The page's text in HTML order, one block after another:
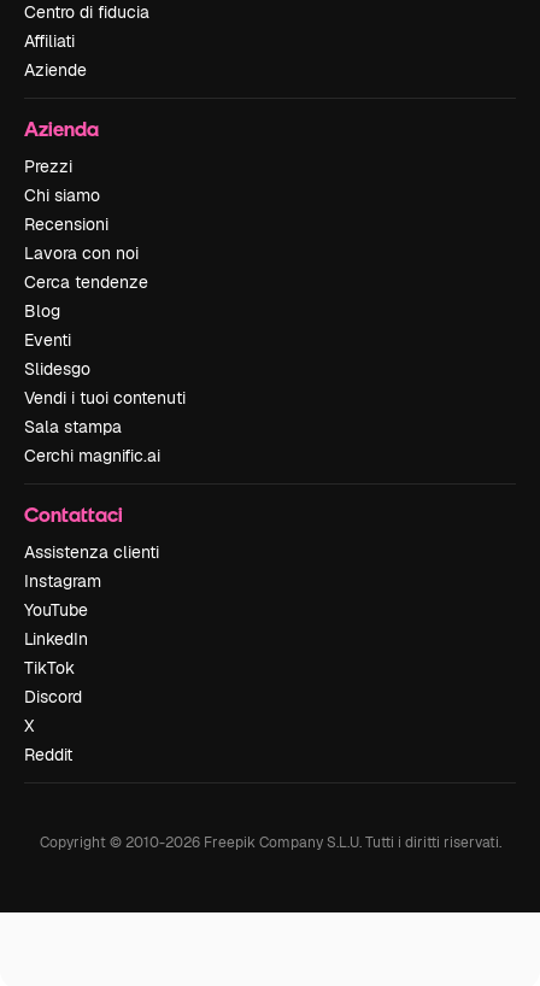
Centro di fiducia
Affiliati
Aziende
Azienda
Prezzi
Chi siamo
Recensioni
Lavora con noi
Cerca tendenze
Blog
Eventi
Slidesgo
Vendi i tuoi contenuti
Sala stampa
Cerchi magnific.ai
Contattaci
Assistenza clienti
Instagram
YouTube
LinkedIn
TikTok
Discord
X
Reddit
Copyright © 2010-2026Freepik Company S.L.U. Tutti i diritti riservati.